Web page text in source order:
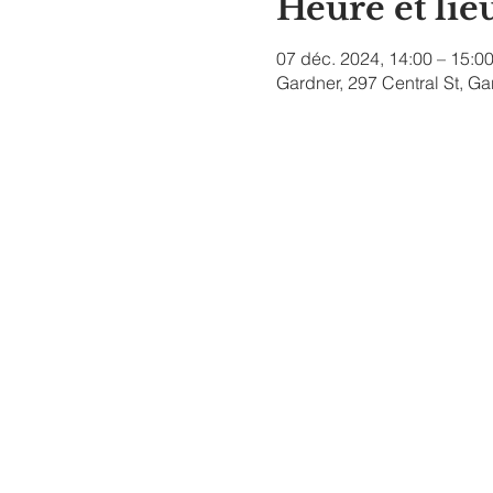
Heure et
07 déc. 2024, 14:00 – 15:00
Gardner, 297 Central St,